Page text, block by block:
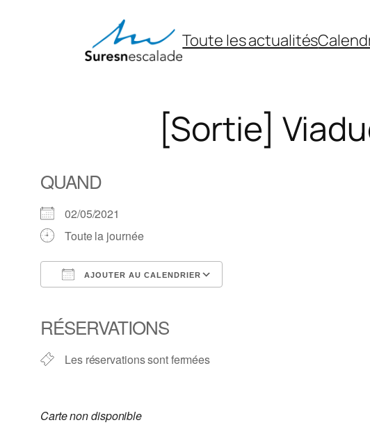
Toute les actualités
[Sortie]
QUAND
02/05/2021
Toute la journée
AJOUTER AU CALENDRIER
RÉSERVATIONS
Les réservations sont fermées
Carte non disponible